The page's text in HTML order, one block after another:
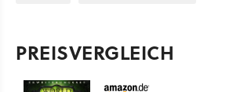
PREISVERGLEICH